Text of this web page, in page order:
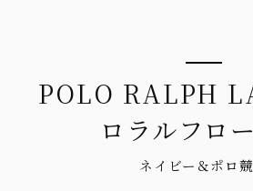
POLO RALPH
ロラルフロ
ネイビー＆ポロ